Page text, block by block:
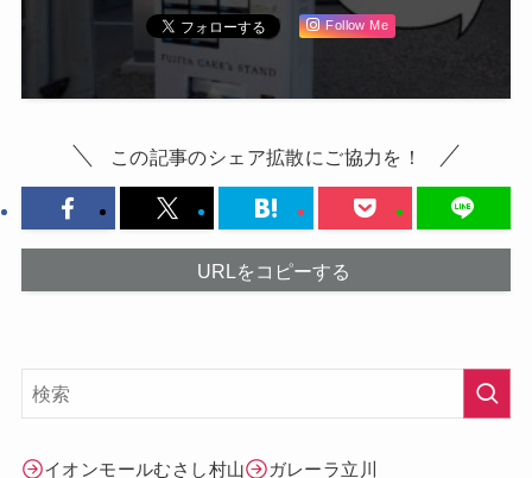
Follow Me
この記事のシェア拡散にご協力を！
URLをコピーする
イオンモールむさし村山
ガレーラ立川